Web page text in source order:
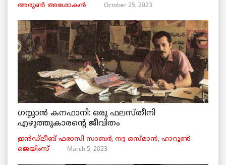
അരുണ്‍ അശോകൻ October 25, 2023
ഗസ്സാൻ കനഫാനി: ഒരു ഫലസ്തീനി
എഴുത്തുകാരന്റെ ജീവിതം
ഇൻഡ്ലീബ് ​​ഫരാസി സാബർ, നദ്ദ ഒസ്മാൻ, ഹാറൂൺ
ജെയിംസ്
March 5, 2023